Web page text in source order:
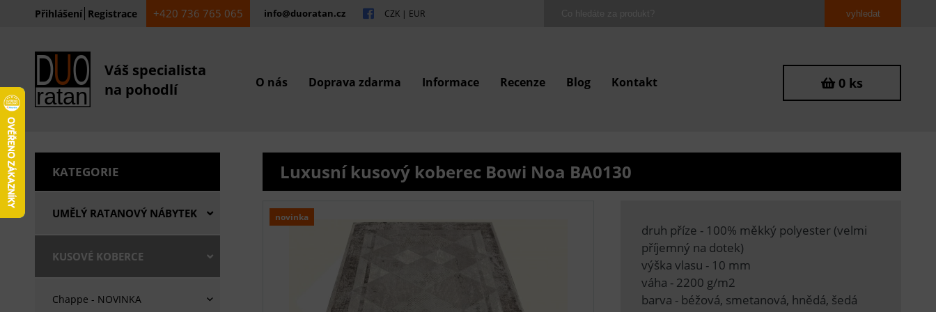
Přihlášení Registrace +420 736 765 065 info@duoratan.cz CZK | EUR
Váš specialista
na pohodlí
O nás Doprava zdarma Informace Recenze Blog Kontakt 0 ks
KATEGORIE
UMĚLÝ RATANOVÝ NÁBYTEK
KUSOVÉ KOBERCE
Chappe - NOVINKA
Luxusní kusový koberec Bowi Noa BA0130
novinka
druh příze - 100% měkký polyester (velmi
příjemný na dotek)
výška vlasu - 10 mm
váha - 2200 g/m2
barva - béžová, smetanová, hnědá, šedá